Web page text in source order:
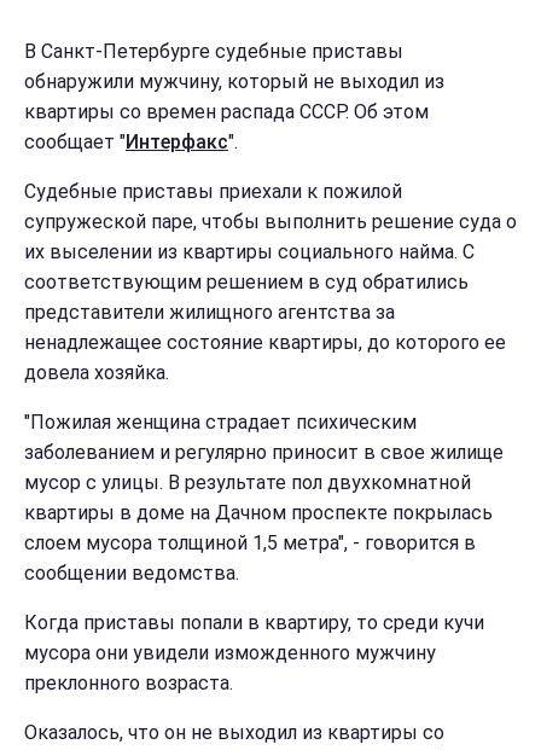
В Санкт-Петербурге судебные приставы
обнаружили мужчину, который не выходил из
квартиры со времен распада СССР. Об этом
сообщает "Интерфакс".
Судебные приставы приехали к пожилой
супружеской паре, чтобы выполнить решение суда о
их выселении из квартиры социального найма. С
соответствующим решением в суд обратились
представители жилищного агентства за
ненадлежащее состояние квартиры, до которого ее
довела хозяйка.
"Пожилая женщина страдает психическим
заболеванием и регулярно приносит в свое жилище
мусор с улицы. В результате пол двухкомнатной
квартиры в доме на Дачном проспекте покрылась
слоем мусора толщиной 1,5 метра", - говорится в
сообщении ведомства.
Когда приставы попали в квартиру, то среди кучи
мусора они увидели изможденного мужчину
преклонного возраста.
Оказалось, что он не выходил из квартиры со